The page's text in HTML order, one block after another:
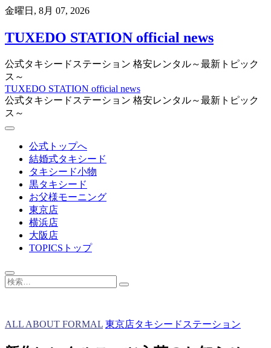
Skip
content
金曜日, 8月 07, 2026
TUXEDO STATION official news
公式タキシードステーション 格安レンタル～最新トピック
ス～
TUXEDO STATION official news
公式タキシードステーション 格安レンタル～最新トピック
ス～
公式トップへ
結婚式タキシード
タキシード小物
黒タキシード
お父様モーニング
東京店
横浜店
大阪店
TOPICSトップ
検
ALL ABOUT FORMAL 東京店タキシードステーション